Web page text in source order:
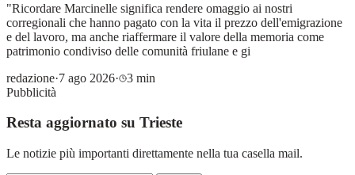
"Ricordare Marcinelle significa rendere omaggio ai nostri
corregionali che hanno pagato con la vita il prezzo dell'emigrazione
e del lavoro, ma anche riaffermare il valore della memoria come
patrimonio condiviso delle comunità friulane e gi
redazione·7 ago 2026·
3 min
Pubblicità
Resta aggiornato su Trieste
Le notizie più importanti direttamente nella tua casella mail.